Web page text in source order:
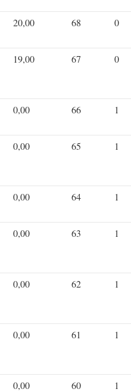
20,00 68 0
19,00 67 0
0,00 66 1
0,00 65 1
0,00 64 1
0,00 63 1
0,00 62 1
0,00 61 1
0,00 60 1